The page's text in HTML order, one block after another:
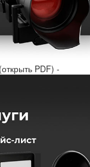
PDF) -